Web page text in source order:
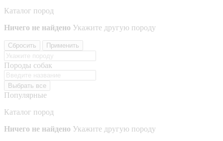
Каталог пород
Ничего не найдено Укажите другую породу
Сбросить Применить
Породы собак
Выбрать все
Популярные
Каталог пород
Ничего не найдено Укажите другую породу